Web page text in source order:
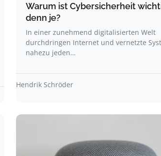
Warum ist Cybersicherheit
denn je?
In einer zunehmend digitalisierten Welt
durchdringen Internet und vernetzte
nahezu jeden…
Hendrik Schröder